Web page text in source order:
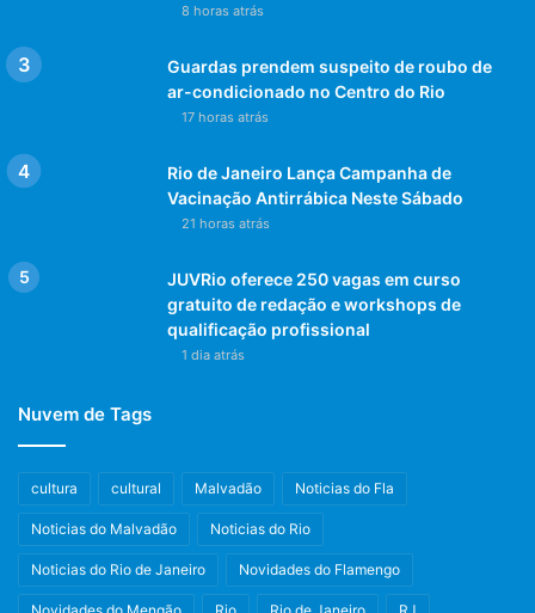
8 horas atrás
Guardas prendem suspeito de roubo de
ar-condicionado no Centro do Rio
17 horas atrás
Rio de Janeiro Lança Campanha de
Vacinação Antirrábica Neste Sábado
21 horas atrás
JUVRio oferece 250 vagas em curso
gratuito de redação e workshops de
qualificação profissional
1 dia atrás
Nuvem de Tags
cultura cultural Malvadão Noticias do Fla
Noticias do Malvadão Noticias do Rio
Noticias do Rio de Janeiro Novidades do Flamengo
Novidades do Mengão Rio Rio de Janeiro RJ